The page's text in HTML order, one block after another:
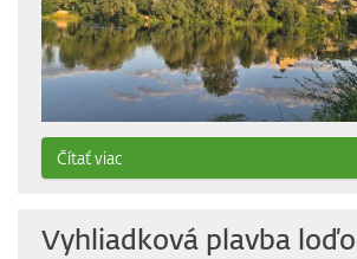
Čítať viac
Vyhliadková plavba